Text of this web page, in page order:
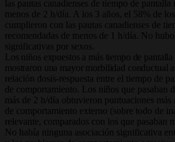
las pautas canadienses de tiempo de pantalla
menos de 2 h/día. A los 3 años, el 58% de
cumplieron con las pautas canadienses de
recomendadas de menos de 1 h/día. No
significativas por sexos.
Los niños expuestos a más tiempo de
mostraron una mayor morbilidad conductual a
relación dosis-respuesta entre el tiempo de
de comportamiento. Los niños que pasaban
más de 2 h/día obtuvieron puntuaciones más
de comportamiento externo (sobre todo de
relevante, comparados con los que pasaban
No había ninguna asociación significativa